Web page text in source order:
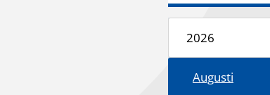
2026
Augusti